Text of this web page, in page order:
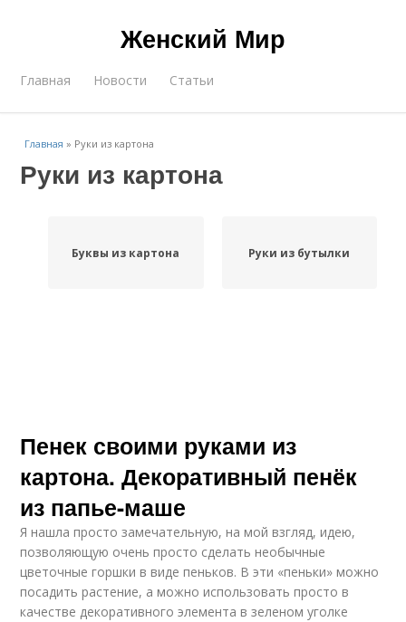
Женский Мир
Главная Новости Статьи
Главная » Руки из картона
Руки из картона
Буквы из картона Руки из бутылки
Пенек своими руками из
картона. Декоративный пенёк
из папье-маше
Я нашла просто замечательную, на мой взгляд, идею,
позволяющую очень просто сделать необычные
цветочные горшки в виде пеньков. В эти «пеньки» можно
посадить растение, а можно использовать просто в
качестве декоративного элемента в зеленом уголке